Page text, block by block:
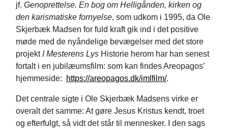
jf. Genoprettelse. En bog om Helligånden, kirken og
den karismatiske fornyelse, som udkom i 1995, da Ole
Skjerbæk Madsen for fuld kraft gik ind i det positive
møde med de nyåndelige bevægelser med det store
projekt I Mesterens Lys Historie herom har han senest
fortalt i en jubilæumsfilm: som kan findes Areopagos’
hjemmeside:
https://areopagos.dk/imlfilm/.
Det centrale sigte i Ole Skjerbæk Madsens virke er
overalt det samme: At gøre Jesus Kristus kendt, troet
og efterfulgt, så vidt det står til mennesker. I den sags